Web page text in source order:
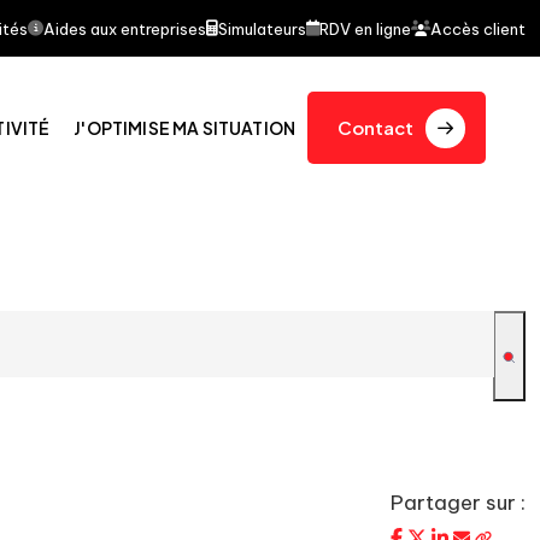
l'objet d'un article dans le journal quotidien Le
Aides aux entreprises Simulateurs RDV en ligne Accès client
J'OPTIMISE MA SITUATION Contact
Partager sur :